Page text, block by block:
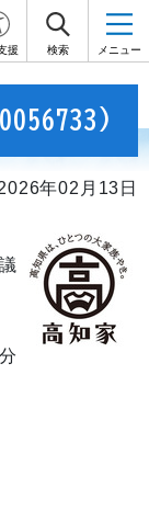
援 検索 メニュー
年02月13日